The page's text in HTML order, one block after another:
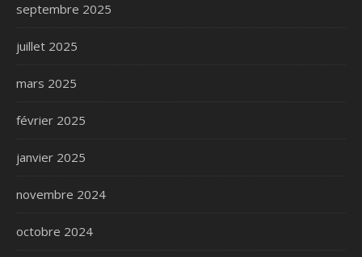
septembre 2025
juillet 2025
mars 2025
février 2025
janvier 2025
novembre 2024
octobre 2024